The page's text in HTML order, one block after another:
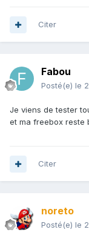
Citer
Fabou
Posté(e) le
Je viens de tester
et ma freebox reste
Citer
noreto
Posté(e) le